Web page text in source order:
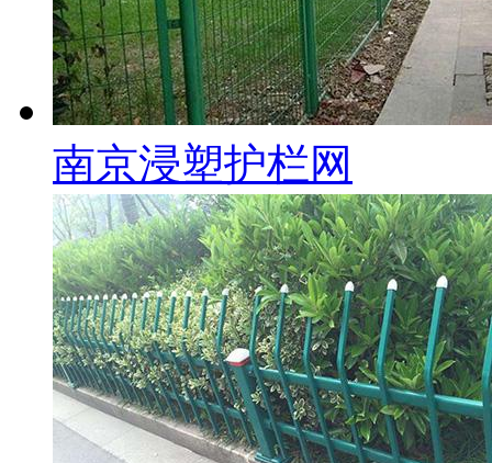
南京浸塑护栏网